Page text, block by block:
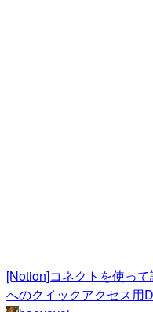
[Notion]コネクトを使っ
へのクイックアクセス用